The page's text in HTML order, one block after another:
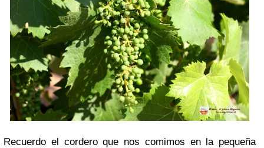
Recuerdo el cordero que nos comimos en la pequeña